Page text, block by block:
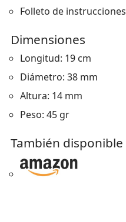
Folleto de instrucciones
Dimensiones
Longitud: 19 cm
Diámetro: 38 mm
Altura: 14 mm
Peso: 45 gr
También